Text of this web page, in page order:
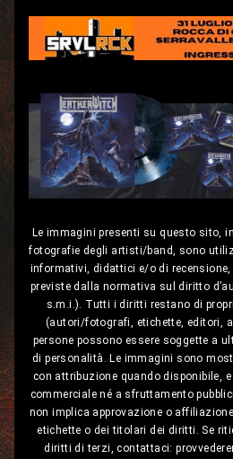
Le immagini presenti su questo sito,
fotografie degli artisti/band, sono
informativi, didattici e/o di
previste dalla normativa sul diritto
s.m.i.). Tutti i diritti restano di
(autori/fotografi, etichette, editori,
persone possono essere soggette a
di personalità. Le immagini sono
con attribuzione quando disponibile,
commerciale né a sfruttamento
non implica approvazione o
etichette o dei titolari dei diritti. Se
diritti di terzi, contattaci: